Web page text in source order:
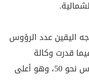
اليقين عدد الرؤوس
قدرت وكالة
الاستخبارات الدفاعية أن عدد تلك الرؤوس نحو 50، وهو أعلى